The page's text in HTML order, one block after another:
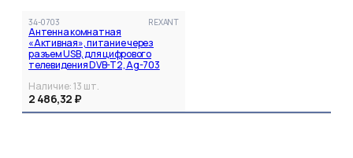
34-0703 REXANT
Антенна комнатная
«Активная», питание через
разъем USB, для цифрового
телевидения DVB-T2, Ag-703
Наличие:13 шт.
2 486,32 ₽